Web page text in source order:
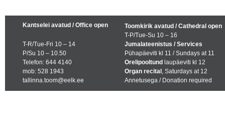
Kantselei avatud / Office open
T-R/Tue-Fri 10 – 14
P/Su 10 – 10.50
Telefon: 644 4140
mob: 528 1943
tallinna.toom@eelk.ee
Toomkirik avatud / Cathedral open
T-P/Tue-Su 10 – 16
Jumalateenistus / Services
Pühapäeviti kl 11 / Sundays at 11
Orelipooltund laupäeviti kl 12
Organ recital , Saturdays at 12
Annetusega / Donation required